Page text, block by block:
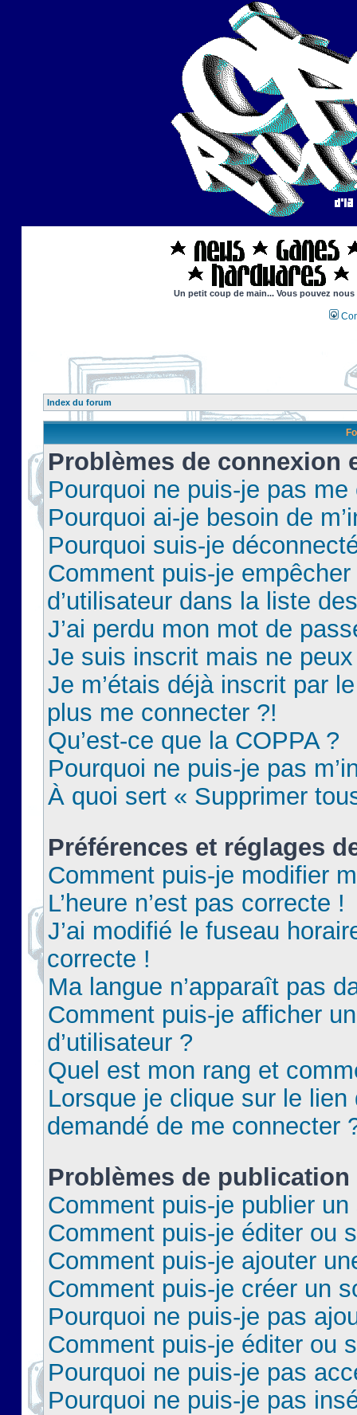
Un petit coup de main... Vous pouvez
Index du forum
Problèmes de connexion
Pourquoi ne puis-je pas
Pourquoi ai-je besoin de
Pourquoi suis-je
Comment puis-je
d’utilisateur dans la liste
J’ai perdu mon mot de
Je suis inscrit mais ne
Je m’étais déjà inscrit par
plus me connecter ?!
Qu’est-ce que la COPPA ?
Pourquoi ne puis-je pas
À quoi sert « Supprimer
Préférences et réglages
Comment puis-je modifier
L’heure n’est pas correcte !
J’ai modifié le fuseau
correcte !
Ma langue n’apparaît pas
Comment puis-je afficher
d’utilisateur ?
Quel est mon rang et
Lorsque je clique sur le lien
demandé de me connecter
Problèmes de publication
Comment puis-je publier
Comment puis-je éditer ou
Comment puis-je ajouter
Comment puis-je créer un
Pourquoi ne puis-je pas
Comment puis-je éditer ou
Pourquoi ne puis-je pas
Pourquoi ne puis-je pas